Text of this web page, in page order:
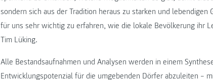
sondern sich aus der Tradition heraus zu starken und
für uns sehr wichtig zu erfahren, wie die lokale Bevölkerung ihr
Tim Lüking.
Alle Bestandsaufnahmen und Analysen werden in einem
Entwicklungspotenzial für die umgebenden Dörfer abzuleiten –